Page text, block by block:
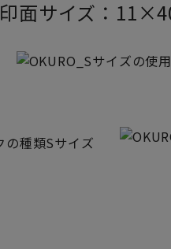
印面サイズ：